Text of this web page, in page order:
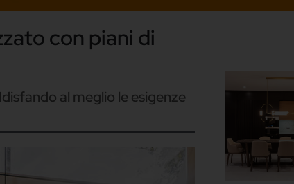
con piani di
al meglio le esigenze